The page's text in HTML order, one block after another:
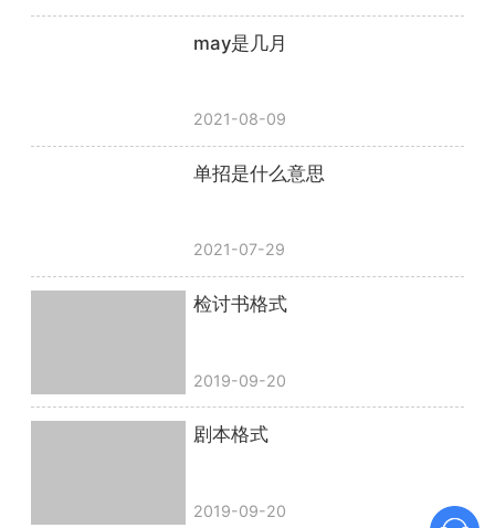
may是几月
2021-08-09
单招是什么意思
2021-07-29
检讨书格式
2019-09-20
剧本格式
2019-09-20